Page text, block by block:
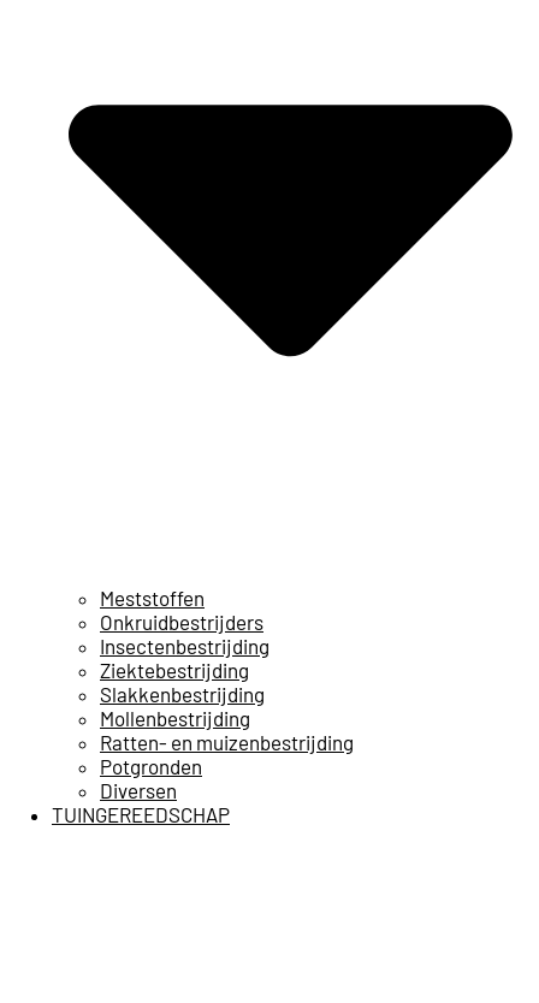
Meststoffen
Onkruidbestrijders
Insectenbestrijding
Ziektebestrijding
Slakkenbestrijding
Mollenbestrijding
Ratten- en muizenbestrijding
Potgronden
Diversen
TUINGEREEDSCHAP